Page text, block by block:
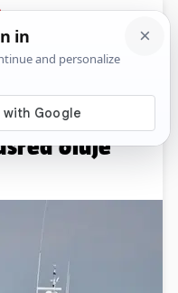
Komentari
oluje